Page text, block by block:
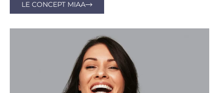
LE CONCEPT MIAA